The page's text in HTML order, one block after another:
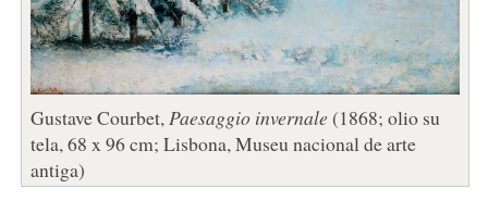
Gustave Courbet,Paesaggio invernale (1868; olio su
tela, 68 x 96 cm; Lisbona, Museu nacional de arte
antiga)